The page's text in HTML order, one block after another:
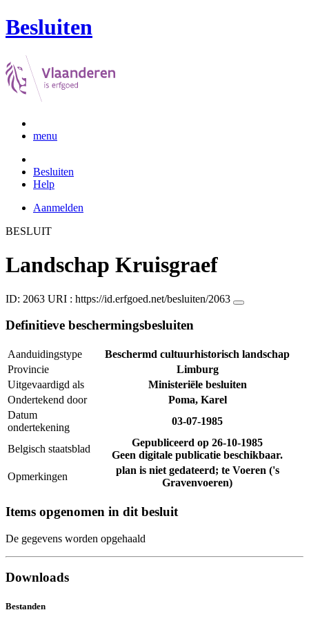
Besluiten
menu
Besluiten
Help
Aanmelden
BESLUIT
Landschap Kruisgraef
ID: 2063 URI : https://id.erfgoed.net/besluiten/2063
Definitieve beschermingsbesluiten
Aanduidingstype
Beschermd cultuurhistorisch landschap
Provincie
Limburg
Uitgevaardigd als
Ministeriële besluiten
Ondertekend door
Poma, Karel
Datum
ondertekening
03-07-1985
Belgisch staatsblad
Gepubliceerd op 26-10-1985
Geen digitale publicatie beschikbaar.
Opmerkingen
plan is niet gedateerd; te Voeren ('s
Gravenvoeren)
Items opgenomen in dit besluit
De gegevens worden opgehaald
Downloads
Bestanden